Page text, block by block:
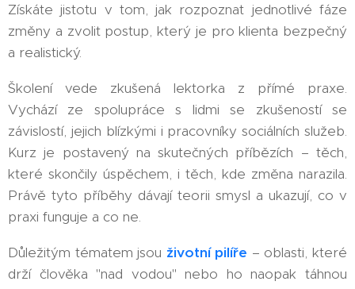
Získáte jistotu v tom, jak rozpoznat jednotlivé fáze
změny a zvolit postup, který je pro klienta bezpečný
a realistický.
Školení vede zkušená lektorka z přímé praxe.
Vychází ze spolupráce s lidmi se zkušeností se
závislostí, jejich blízkými i pracovníky sociálních služeb.
Kurz je postavený na skutečných příbězích – těch,
které skončily úspěchem, i těch, kde změna narazila.
Právě tyto příběhy dávají teorii smysl a ukazují, co v
praxi funguje a co ne.
Důležitým tématem jsou životní pilíře – oblasti, které
drží člověka "nad vodou" nebo ho naopak táhnou